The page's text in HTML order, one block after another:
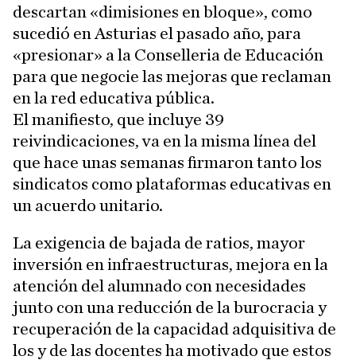
descartan «dimisiones en bloque», como
sucedió en Asturias el pasado año, para
«presionar» a la Conselleria de Educación
para que negocie las mejoras que reclaman
en la red educativa pública.
El manifiesto, que incluye 39
reivindicaciones, va en la misma línea del
que hace unas semanas firmaron tanto los
sindicatos como plataformas educativas en
un acuerdo unitario.
La exigencia de bajada de ratios, mayor
inversión en infraestructuras, mejora en la
atención del alumnado con necesidades
junto con una reducción de la burocracia y
recuperación de la capacidad adquisitiva de
los y de las docentes ha motivado que estos